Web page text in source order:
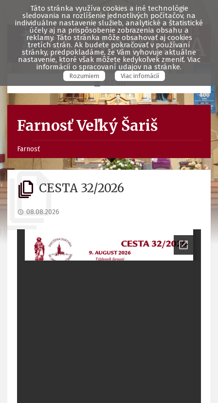
MENU
Farnosť Veľký Šariš
Farnosť
CESTA 32/2026
08.08.2026
Táto stránka využíva cookies a iné technológie
sledovania na rozlíšenie jednotlivých počítačov, na
individuálne nastavenie služieb, analytické a štatistické
účely aj na prispôsobenie zobrazenia obsahu a
reklamy. Táto stránka môže obsahovať aj cookies
tretích strán. Ak budete pokračovať v používaní
stránky, predpokladáme, že Vám vyhovuje aktuálne
nastavenie, ktoré však môžete kedykoľvek zmeniť. Viac
informácií o spracovaní udajov na stránke.
Rozumiem Viac infomácií